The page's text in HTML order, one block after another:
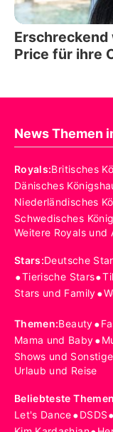
Erschreckend
Price für ihre
News Themen
Royals:Britisches
Dänisches
Niederländisches
Schwedisches
Weitere Royals und
Stars:Deutsche
•Tierische Stars•
Stars und Family•
Themen:Beauty•
Mama und Baby•
Shows und Sonstige
Urlaub und Reise
Beliebteste Themen
Let's Dance•DSDS